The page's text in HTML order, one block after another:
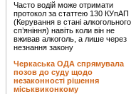
Часто водій може отримати
протокол за статтею 130 КУпАП
(Керування в стані алкогольного
сп’яніння) навіть коли він не
вживав алкоголь, а лише через
незнання закону
Черкаська ОДА спрямувала
позов до суду щодо
незаконності рішення
міськвиконкому